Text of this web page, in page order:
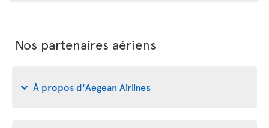
Nos partenaires aériens
À propos d'Aegean Airlines